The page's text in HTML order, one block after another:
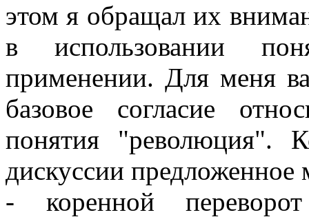
этом я обращал их
в использовании
применении. Для меня
базовое согласие
понятия "революция".
дискуссии
- коренной